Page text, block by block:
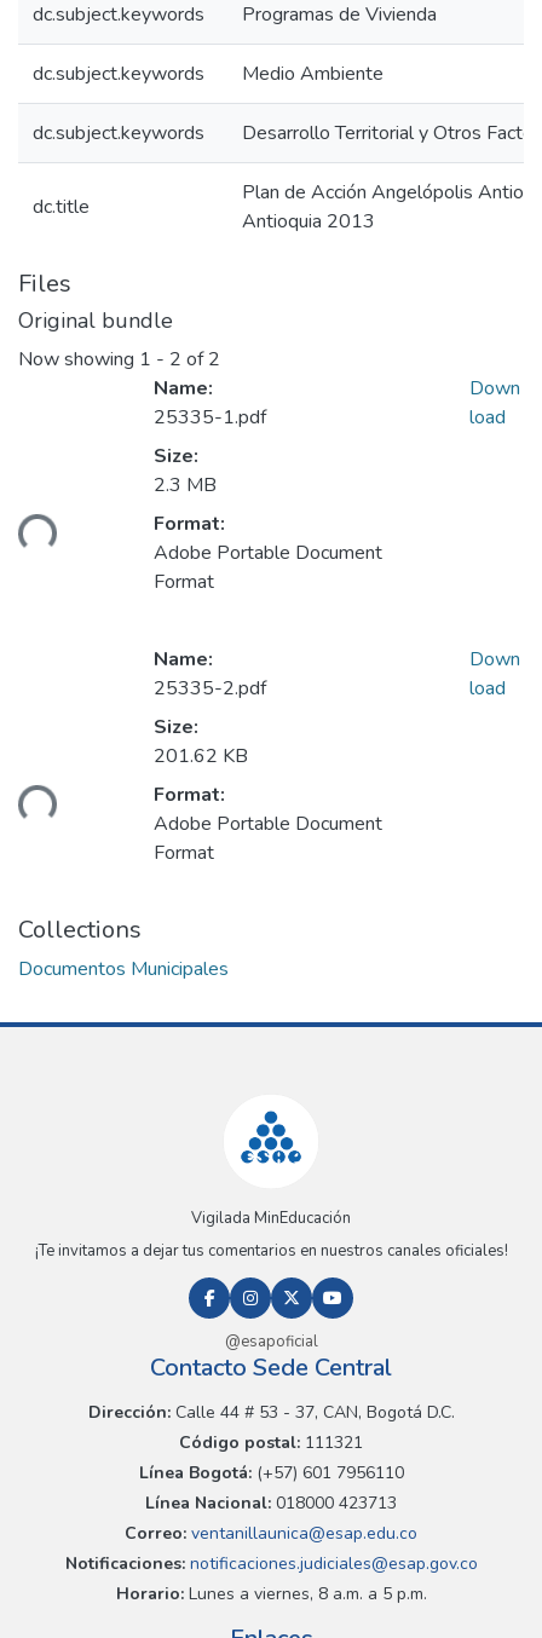
dc.subject.keywords Programas de Vivienda
dc.subject.keywords Medio Ambiente
dc.subject.keywords Desarrollo Territorial y Otros
dc.title
Plan de Acción Angelópolis
Antioquia 2013
Files
Original bundle
Now showing 1 - 2 of 2
Name:
25335-1.pdf
Size:
2.3 MB
Format:
Adobe Portable Document
Format
Down
load
Name:
25335-2.pdf
Size:
201.62 KB
Format:
Adobe Portable Document
Format
Down
load
Collections
Documentos Municipales
Vigilada MinEducación
¡Te invitamos a dejar tus comentarios en nuestros canales oficiales!
@esapoficial
Contacto Sede Central
Dirección:Calle 44 # 53 - 37, CAN, Bogotá D.C.
Código postal: 111321
Línea Bogotá:(+57) 601 7956110
Línea Nacional: 018000 423713
Correo: ventanillaunica@esap.edu.co
Notificaciones:notificaciones.judiciales@esap.gov.co
Horario:Lunes a viernes, 8 a.m. a 5 p.m.